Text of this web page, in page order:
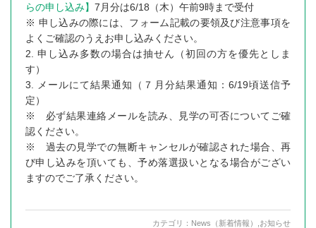
らの申し込み】 7月分は6/18（木）午前9時まで受付
※ 申し込みの際には、フォーム記載の要領及び注意事項を
よくご確認のうえお申し込みください。
2. 申し込み多数の場合は抽せん（初回の方を優先としま
す）
3. メールにて結果通知（７月分結果通知：6/19頃送信予
定）
※ 必ず結果連絡メールを読み、見学の可否についてご確
認ください。
※ 過去の見学での無断キャンセルが確認された場合、再
び申し込みを頂いても、予め落選扱いとなる場合がござい
ますのでご了承ください。
カテゴリ： News（新着情報） お知らせ